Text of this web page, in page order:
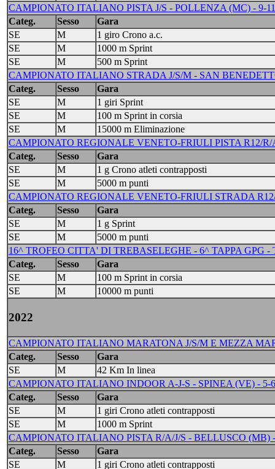
CAMPIONATO ITALIANO PISTA J/S - POLLENZA (MC) - 9-
Categ.
Sesso
Gara
SE
M
1 giro Crono a.c.
SE
M
1000 m Sprint
SE
M
500 m Sprint
CAMPIONATO ITALIANO STRADA J/S/M - SAN
Categ.
Sesso
Gara
SE
M
1 giri Sprint
SE
M
100 m Sprint in corsia
SE
M
15000 m Eliminazione
CAMPIONATO REGIONALE VENETO-FRIULI PISTA R12/
Categ.
Sesso
Gara
SE
M
1 g Crono atleti contrapposti
SE
M
5000 m punti
CAMPIONATO REGIONALE VENETO-FRIULI STRADA
Categ.
Sesso
Gara
SE
M
1 g Sprint
SE
M
5000 m punti
16^ TROFEO CITTA' DI TREBASELEGHE - 6^ TAPPA GPG
Categ.
Sesso
Gara
SE
M
100 m Sprint in corsia
SE
M 10000 m punti
2022
CAMPIONATO ITALIANO MARATONA J/S/M E MEZZA
Categ.
Sesso
Gara
SE
M
42 Km In linea
CAMPIONATO ITALIANO INDOOR A-J-S - SPINEA (VE) - 5-
Categ.
Sesso
Gara
SE
M
1 giri Crono atleti contrapposti
SE
M
1000 m Sprint
CAMPIONATO ITALIANO PISTA R/A/J/S - BELLUSCO (MB)
Categ.
Sesso
Gara
SE
M
1 giri Crono atleti contrapposti